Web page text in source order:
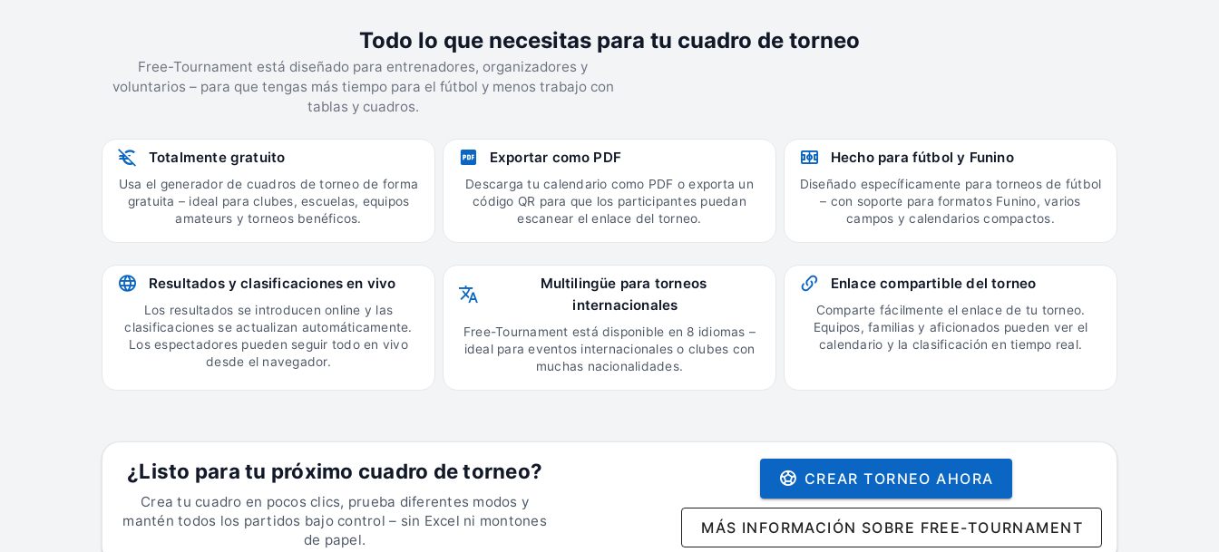
Todo lo que necesitas para tu cuadro de torneo
Free-Tournament está diseñado para entrenadores, organizadores y
voluntarios – para que tengas más tiempo para el fútbol y menos trabajo con
tablas y cuadros.
Totalmente gratuito
Usa el generador de cuadros de torneo de forma
gratuita – ideal para clubes, escuelas, equipos
amateurs y torneos benéficos.
Exportar como PDF
Descarga tu calendario como PDF o exporta un
código QR para que los participantes puedan
escanear el enlace del torneo.
Hecho para fútbol y Funino
Diseñado específicamente para torneos de fútbol
– con soporte para formatos Funino, varios
campos y calendarios compactos.
Resultados y clasificaciones en vivo
Los resultados se introducen online y las
clasificaciones se actualizan automáticamente.
Los espectadores pueden seguir todo en vivo
desde el navegador.
Multilingüe para torneos
internacionales
Free-Tournament está disponible en 8 idiomas –
ideal para eventos internacionales o clubes con
muchas nacionalidades.
Enlace compartible del torneo
Comparte fácilmente el enlace de tu torneo.
Equipos, familias y aficionados pueden ver el
calendario y la clasificación en tiempo real.
¿Listo para tu próximo cuadro de torneo?
Crea tu cuadro en pocos clics, prueba diferentes modos y
mantén todos los partidos bajo control – sin Excel ni montones
de papel.
CREAR TORNEO AHORA
MÁS INFORMACIÓN SOBRE FREE-TOURNAMENT